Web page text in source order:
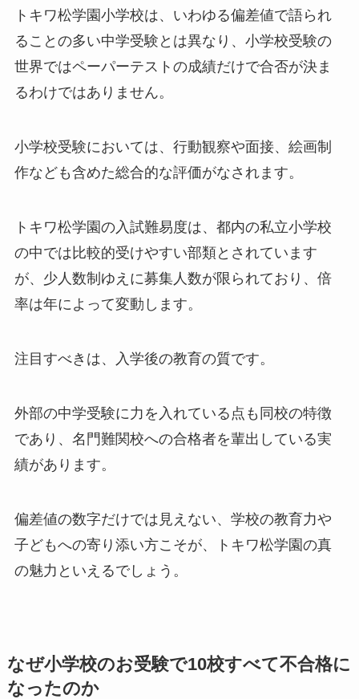
トキワ松学園小学校は、いわゆる偏差値で語られ
ることの多い中学受験とは異なり、小学校受験の
世界ではペーパーテストの成績だけで合否が決ま
るわけではありません。
小学校受験においては、行動観察や面接、絵画制
作なども含めた総合的な評価がなされます。
トキワ松学園の入試難易度は、都内の私立小学校
の中では比較的受けやすい部類とされています
が、少人数制ゆえに募集人数が限られており、倍
率は年によって変動します。
注目すべきは、入学後の教育の質です。
外部の中学受験に力を入れている点も同校の特徴
であり、名門難関校への合格者を輩出している実
績があります。
偏差値の数字だけでは見えない、学校の教育力や
子どもへの寄り添い方こそが、トキワ松学園の真
の魅力といえるでしょう。
なぜ小学校のお受験で10校すべて不合格に
なったのか